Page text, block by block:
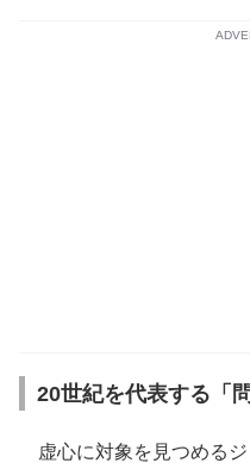
20世紀を代表する「問
虚心に対象を見つめる